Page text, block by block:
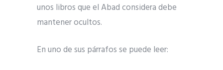
unos libros que el Abad considera debe
mantener ocultos.
En uno de sus párrafos se puede leer: